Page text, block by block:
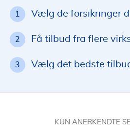
1 Vælg de forsikringer
2 Få tilbud fra flere
3 Vælg det bedste
KUN ANERKENDTE